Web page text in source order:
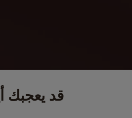
قد يعجبك